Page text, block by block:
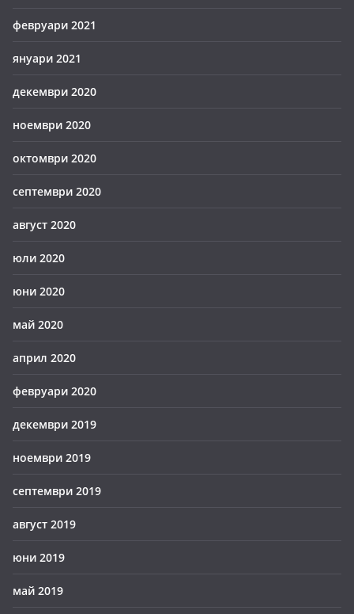
февруари 2021
януари 2021
декември 2020
ноември 2020
октомври 2020
септември 2020
август 2020
юли 2020
юни 2020
май 2020
април 2020
февруари 2020
декември 2019
ноември 2019
септември 2019
август 2019
юни 2019
май 2019